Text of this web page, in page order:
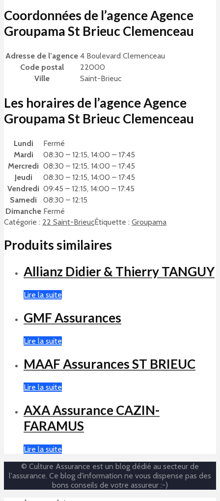
Coordonnées de l’agence Agence
Groupama St Brieuc Clemenceau
Adresse de l’agence 4 Boulevard Clemenceau
Code postal
22000
Ville
Saint-Brieuc
Les horaires de l’agence Agence
Groupama St Brieuc Clemenceau
Lundi
Fermé
Mardi
08:30 – 12:15, 14:00 – 17:45
Mercredi 08:30 – 12:15, 14:00 – 17:45
Jeudi
08:30 – 12:15, 14:00 – 17:45
Vendredi 09:45 – 12:15, 14:00 – 17:45
Samedi
08:30 – 12:15
Dimanche Fermé
Catégorie : 22 Saint-BrieucÉtiquette : Groupama
Produits similaires
Allianz Didier & Thierry TANGUY
Lire la suite
GMF Assurances
Lire la suite
MAAF Assurances ST BRIEUC
Lire la suite
AXA Assurance CAZIN-
FARAMUS
Lire la suite
© Culture Assurance est un blog dédié au secteur de
l'assurance. Ce blog d'information ne vous dispense pas des
bons conseils de votre assureur :-)